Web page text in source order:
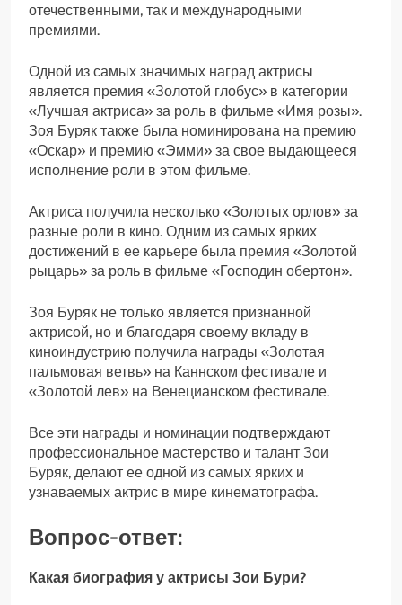
отечественными, так и международными
премиями.
Одной из самых значимых наград актрисы
является премия «Золотой глобус» в категории
«Лучшая актриса» за роль в фильме «Имя розы».
Зоя Буряк также была номинирована на премию
«Оскар» и премию «Эмми» за свое выдающееся
исполнение роли в этом фильме.
Актриса получила несколько «Золотых орлов» за
разные роли в кино. Одним из самых ярких
достижений в ее карьере была премия «Золотой
рыцарь» за роль в фильме «Господин обертон».
Зоя Буряк не только является признанной
актрисой, но и благодаря своему вкладу в
киноиндустрию получила награды «Золотая
пальмовая ветвь» на Каннском фестивале и
«Золотой лев» на Венецианском фестивале.
Все эти награды и номинации подтверждают
профессиональное мастерство и талант Зои
Буряк, делают ее одной из самых ярких и
узнаваемых актрис в мире кинематографа.
Вопрос-ответ:
Какая биография у актрисы Зои Бури?